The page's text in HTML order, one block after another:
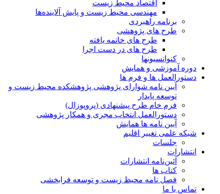
اقتصاد محیط زیست
مهندسی محیط زیست و پایش آلاینده‌ها
برنامه راهبردی
طرح های پژوهشی
طرح های خاتمه یافته
طرح های در دست اجرا
کنوانسیونها
دوره آموزشی و همایش
دستورالعمل ها و فرم ها
آیین نامه شوارای پژوهشی پژوهشکده محیط زیست و
توسعه پایدار
فرم خام طرح پیشنهادی (پروپوزال)
دستورالعمل انتخاب مجری و همکار پژوهشی
آیین نامه ها همایش
شبکه علمی تغییر اقلیم
جلسات
انتشارات
آئین‌نامه انتشارات
کتاب ها
فصل نامه محیط زیست و توسعه فرابخشی
تماس با ما